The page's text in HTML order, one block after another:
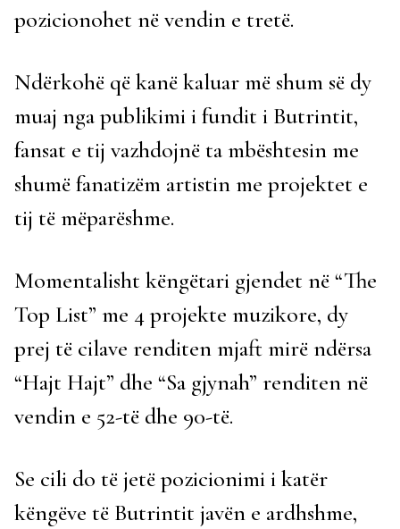
pozicionohet në vendin e tretë.
Ndërkohë që kanë kaluar më shum së dy
muaj nga publikimi i fundit i Butrintit,
fansat e tij vazhdojnë ta mbështesin me
shumë fanatizëm artistin me projektet e
tij të mëparëshme.
Momentalisht këngëtari gjendet në “The
Top List” me 4 projekte muzikore, dy
prej të cilave renditen mjaft mirë ndërsa
“Hajt Hajt” dhe “Sa gjynah” renditen në
vendin e 52-të dhe 90-të.
Se cili do të jetë pozicionimi i katër
këngëve të Butrintit javën e ardhshme,